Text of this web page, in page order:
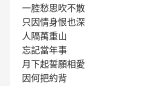
一腔愁思吹不散
只因情身恨也深
人隔萬重山
忘記當年事
月下起誓願相愛
因何把約背